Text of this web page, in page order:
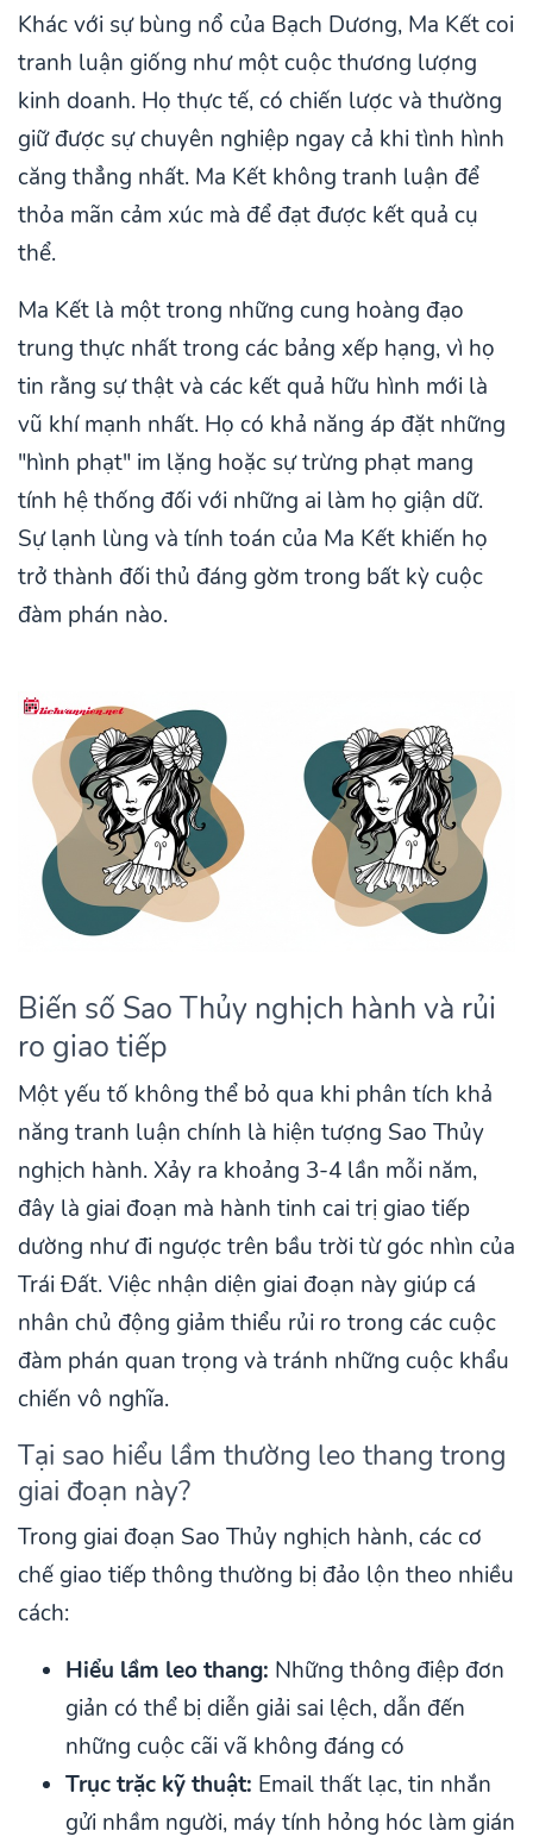
Khác với sự bùng nổ của Bạch Dương, Ma Kết coi
tranh luận giống như một cuộc thương lượng
kinh doanh. Họ thực tế, có chiến lược và thường
giữ được sự chuyên nghiệp ngay cả khi tình hình
căng thẳng nhất. Ma Kết không tranh luận để
thỏa mãn cảm xúc mà để đạt được kết quả cụ
thể.
Ma Kết là một trong những cung hoàng đạo
trung thực nhất trong các bảng xếp hạng, vì họ
tin rằng sự thật và các kết quả hữu hình mới là
vũ khí mạnh nhất. Họ có khả năng áp đặt những
"hình phạt" im lặng hoặc sự trừng phạt mang
tính hệ thống đối với những ai làm họ giận dữ.
Sự lạnh lùng và tính toán của Ma Kết khiến họ
trở thành đối thủ đáng gờm trong bất kỳ cuộc
đàm phán nào.
Biến số Sao Thủy nghịch hành và rủi
ro giao tiếp
Một yếu tố không thể bỏ qua khi phân tích khả
năng tranh luận chính là hiện tượng Sao Thủy
nghịch hành. Xảy ra khoảng 3-4 lần mỗi năm,
đây là giai đoạn mà hành tinh cai trị giao tiếp
dường như đi ngược trên bầu trời từ góc nhìn của
Trái Đất. Việc nhận diện giai đoạn này giúp cá
nhân chủ động giảm thiểu rủi ro trong các cuộc
đàm phán quan trọng và tránh những cuộc khẩu
chiến vô nghĩa.
Tại sao hiểu lầm thường leo thang trong
giai đoạn này?
Trong giai đoạn Sao Thủy nghịch hành, các cơ
chế giao tiếp thông thường bị đảo lộn theo nhiều
cách:
Hiểu lầm leo thang: Những thông điệp đơn
giản có thể bị diễn giải sai lệch, dẫn đến
những cuộc cãi vã không đáng có
Trục trặc kỹ thuật: Email thất lạc, tin nhắn
gửi nhầm người, máy tính hỏng hóc làm gián